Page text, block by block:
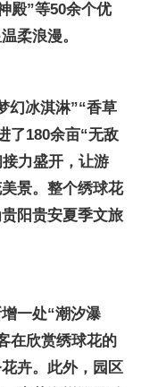
殿”等50余个优
柔浪漫。
幻冰淇淋”“香草
了180余亩“无敌
力盛开，让游
景。整个绣球花
阳贵安夏季文旅
一处“潮汐瀑
在欣赏绣球花的
卉。此外，园区